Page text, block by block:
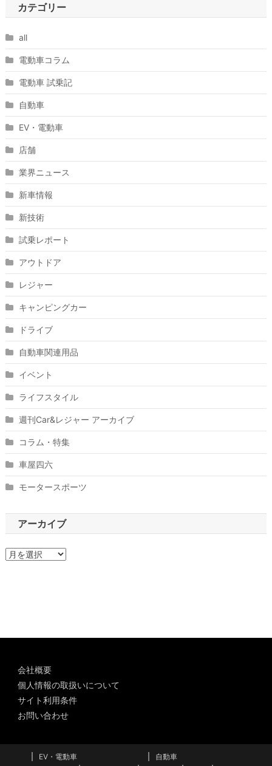
カテゴリー
all
電動車コラム
電動車 試乗記
自動車
EV・電動車
店舗
業界ニュース
新車情報
新技術
試乗レポート
アウトドア
レジャー
キャンピングカー
ドライブ
自動車関連用品
イベント
ライフスタイル
週刊Car&レジャー アーカイブ
コラム・特集
車屋四六
モータースポーツ
アーカイブ
ア
会社概要
個人情報の取扱いについて
サイト利用条件
お問い合わせ
EV・電動車
自動車